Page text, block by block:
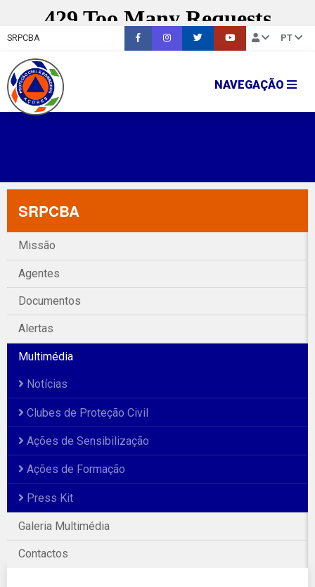
SRPCBA PT
NAVEGAÇÃO
SRPCBA
Missão
Agentes
Documentos
Alertas
Multimédia
Notícias
Clubes de Proteção Civil
Ações de Sensibilização
Ações de Formação
Press Kit
Galeria Multimédia
Contactos